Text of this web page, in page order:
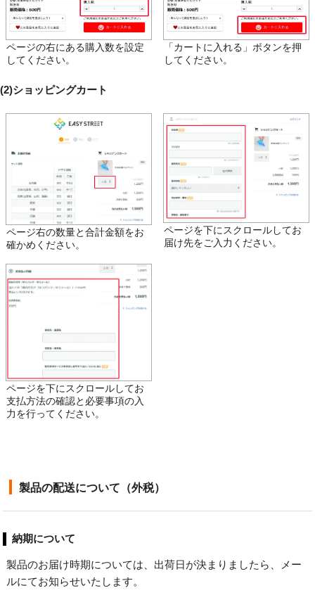
ページの右にある購入数を設定
してください。
「カートに入れる」ボタンを押
してください。
(2)ショッピングカート
ページ右の数量と合計金額をお
確かめください。
ページを下にスクロールしてお
届け先をご入力ください。
ページを下にスクロールしてお
支払方法の確認と必要事項の入
力を行ってください。
製品の配送について（外税）
納期について
製品のお届け時期については、出荷日が決まりましたら、メー
ルにてお知らせいたします。